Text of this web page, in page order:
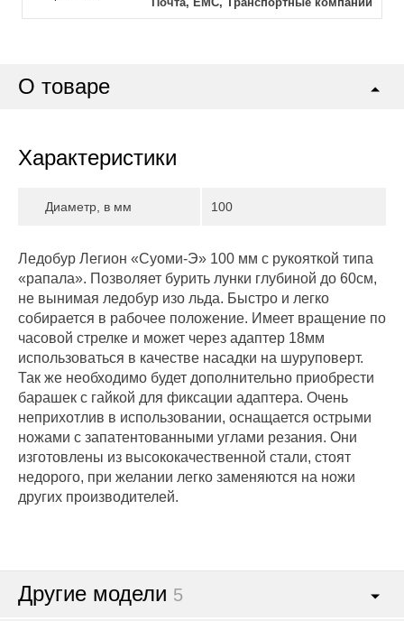
О товаре
Характеристики
Диаметр, в мм 100
Ледобур Легион «Суоми-Э» 100 мм с рукояткой типа
«рапала». Позволяет бурить лунки глубиной до 60см,
не вынимая ледобур изо льда. Быстро и легко
собирается в рабочее положение. Имеет вращение по
часовой стрелке и может через адаптер 18мм
использоваться в качестве насадки на шуруповерт.
Так же необходимо будет дополнительно приобрести
барашек с гайкой для фиксации адаптера. Очень
неприхотлив в использовании, оснащается острыми
ножами с запатентованными углами резания. Они
изготовлены из высококачественной стали, стоят
недорого, при желании легко заменяются на ножи
других производителей.
Другие модели 5